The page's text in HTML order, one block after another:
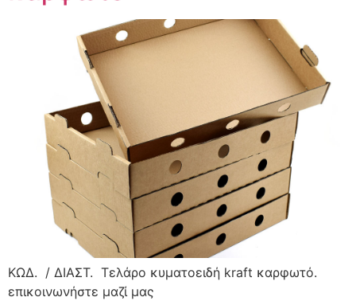
ΚΩΔ. / ΔΙΑΣΤ. Τελάρο κυματοειδή kraft καρφωτό.
επικοινωνήστε μαζί μας